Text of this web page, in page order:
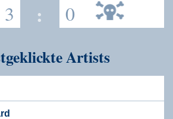
3 : 0
Artists